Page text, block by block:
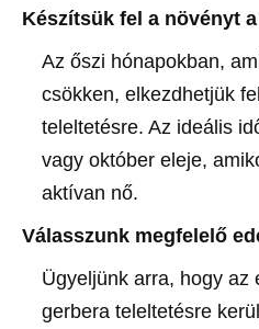
Készítsük fel a növényt
Az őszi hónapokban,
csökken, elkezdhetjük
teleltetésre. Az ideális
vagy október eleje,
aktívan nő.
Válasszunk megfelelő
Ügyeljünk arra, hogy az
gerbera teleltetésre